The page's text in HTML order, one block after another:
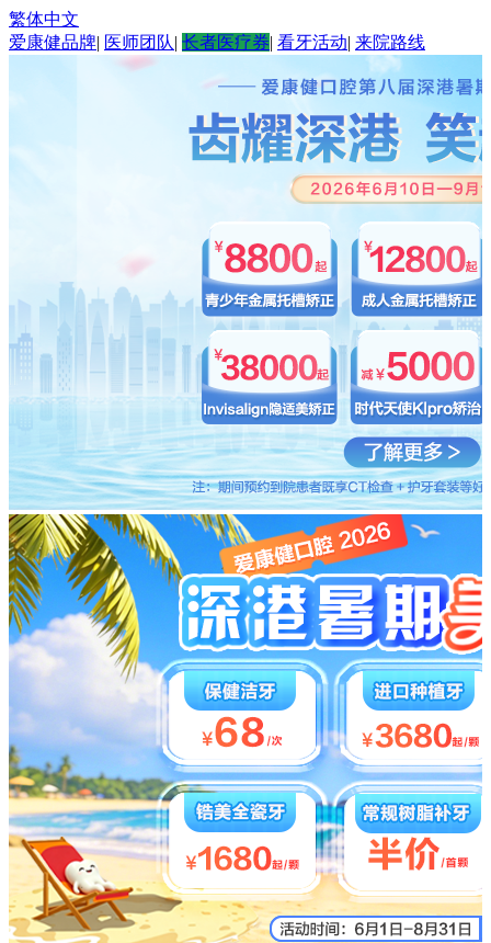
繁体中文
爱康健品牌| 医师团队| 长者医疗券| 看牙活动| 来院路线